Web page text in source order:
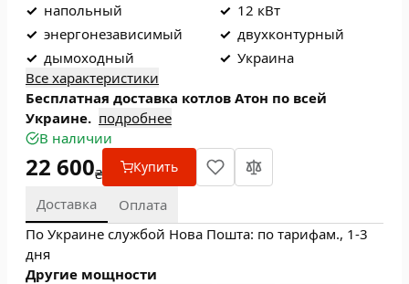
✓ напольный ✓ 12 кВт
✓ энергонезависимый ✓ двухконтурный
✓ дымоходный ✓ Украина
Все характеристики
Бесплатная доставка котлов Атон по всей
Украине. подробнее
В наличии
22 600₴ Купить
Доставка
Оплата
По Украине службой Нова Пошта: по тарифам., 1-3
дня
Другие мощности